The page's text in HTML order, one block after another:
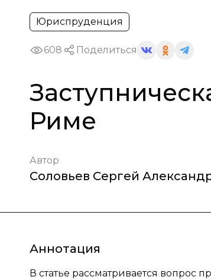
Юриспруденция
608 Поделиться
Риме
Автор
Соловьев Сергей
Аннотация
В статье рассматривается вопрос